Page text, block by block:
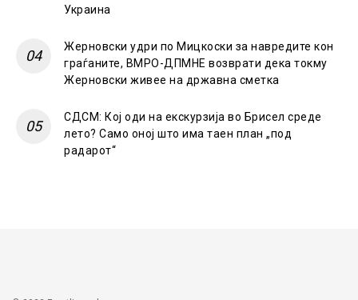
Украина
Жерновски удри по Мицкоски за навредите кон
граѓаните, ВМРО-ДПМНЕ возврати дека токму
Жерновски живее на државна сметка
СДСМ: Кој оди на екскурзија во Брисел среде
лето? Само оној што има таен план „под
радарот“